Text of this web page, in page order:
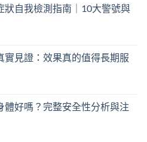
狀自我檢測指南｜10大警號與
實見證：效果真的值得長期服
體好嗎？完整安全性分析與注